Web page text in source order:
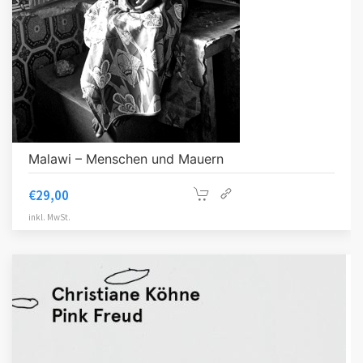
Malawi – Menschen und Mauern
€29,00
inkl. MwSt.